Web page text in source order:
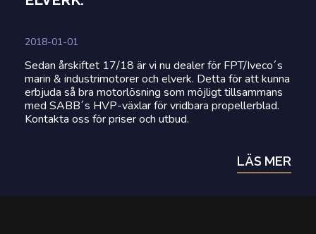
2018-01-01
Sedan årskiftet 17/18 är vi nu dealer för FPT/Iveco´s
marin & industrimotorer och elverk. Detta för att kunna
erbjuda så bra motorlösning som möjligt tillsammans
med SABB´s HVP-växlar för vridbara propellerblad.
Kontakta oss för priser och utbud.
LÄS MER